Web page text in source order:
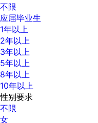
不限
应届毕业生
1年以上
2年以上
3年以上
5年以上
8年以上
10年以上
性别要求
不限
女